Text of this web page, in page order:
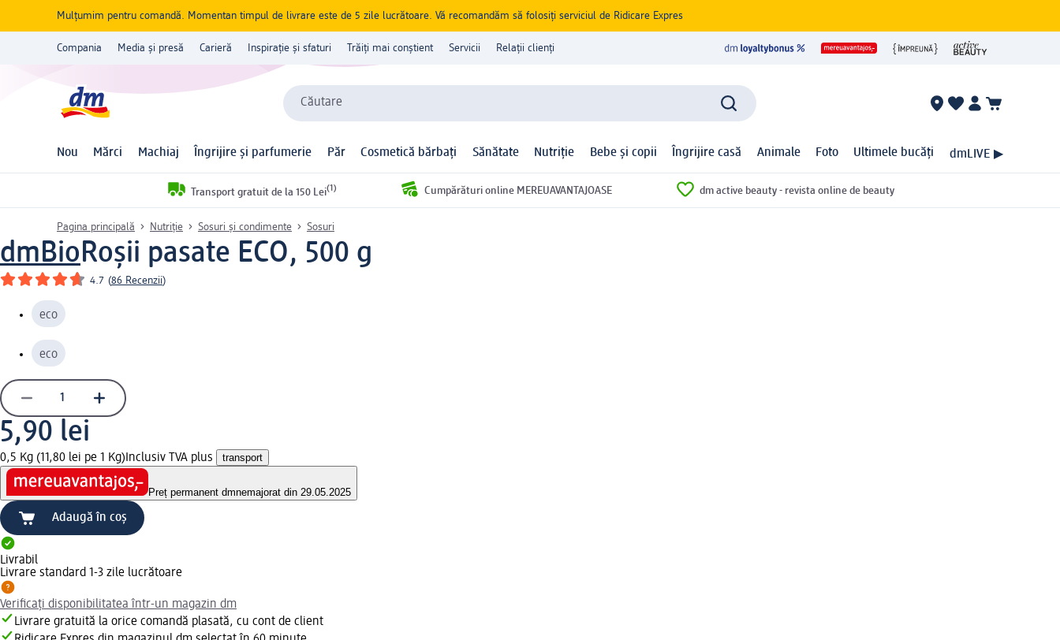
Mulțumim pentru comandă. Momentan timpul de livrare este de 5 zile lucrătoare. Vă recomandăm să folosiți serviciul de Ridicare Expres
Compania Media și presă Carieră Inspirație și sfaturi Trăiți mai conștient Servicii Relații clienți
Căutare
Nou Mărci Machiaj Îngrijire și parfumerie Păr Cosmetică bărbați Sănătate Nutriție Bebe și copii Îngrijire casă Animale Foto Ultimele bucăți dmLIVE ▶
Transport gratuit de la 150 Lei(1) Cumpărături online MEREUAVANTAJOASE dm active beauty - revista online de beauty
Pagina principală Nutriție Sosuri și condimente Sosuri
dmBioRoșii pasate ECO, 500 g
4.7 (86 Recenzii)
eco
eco
5,90 lei
0,5 Kg (11,80 lei pe 1 Kg) Inclusiv TVA plus transport
Preț permanent dmnemajorat din 29.05.2025
Adaugă în coș
Livrabil
Livrare standard 1-3 zile lucrătoare
Verificați disponibilitatea într-un magazin dm
Livrare gratuită la orice comandă plasată, cu cont de client